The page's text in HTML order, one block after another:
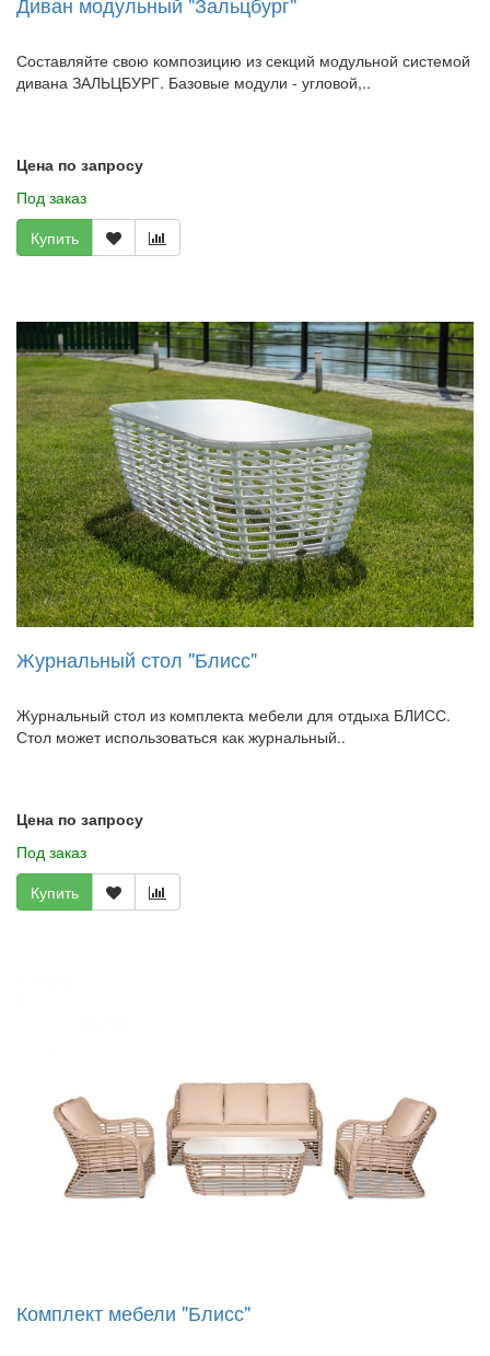
Составляйте свою композицию из секций модульной системой
дивана ЗАЛЬЦБУРГ. Базовые модули - угловой,..
Цена по запросу
Под заказ
Купить
Журнальный стол "Блисс"
Журнальный стол из комплекта мебели для отдыха БЛИСС.
Стол может использоваться как журнальный..
Цена по запросу
Под заказ
Купить
Комплект мебели "Блисс"